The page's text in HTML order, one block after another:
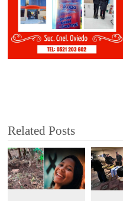
Related Posts